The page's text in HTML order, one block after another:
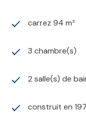
carrez 94 m²
3 chambre(s)
2 salle(s) de
construit en